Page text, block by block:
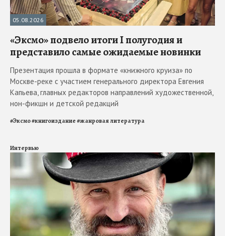
05.08.2026
«Эксмо» подвело итоги I полугодия и
представило самые ожидаемые новинки
Презентация прошла в формате «книжного круиза» по
Москве-реке с участием генерального директора Евгения
Капьева, главных редакторов направлений художественной,
нон-фикшн и детской редакций
#Эксмо#книгоиздание#жанровая литература
Интервью